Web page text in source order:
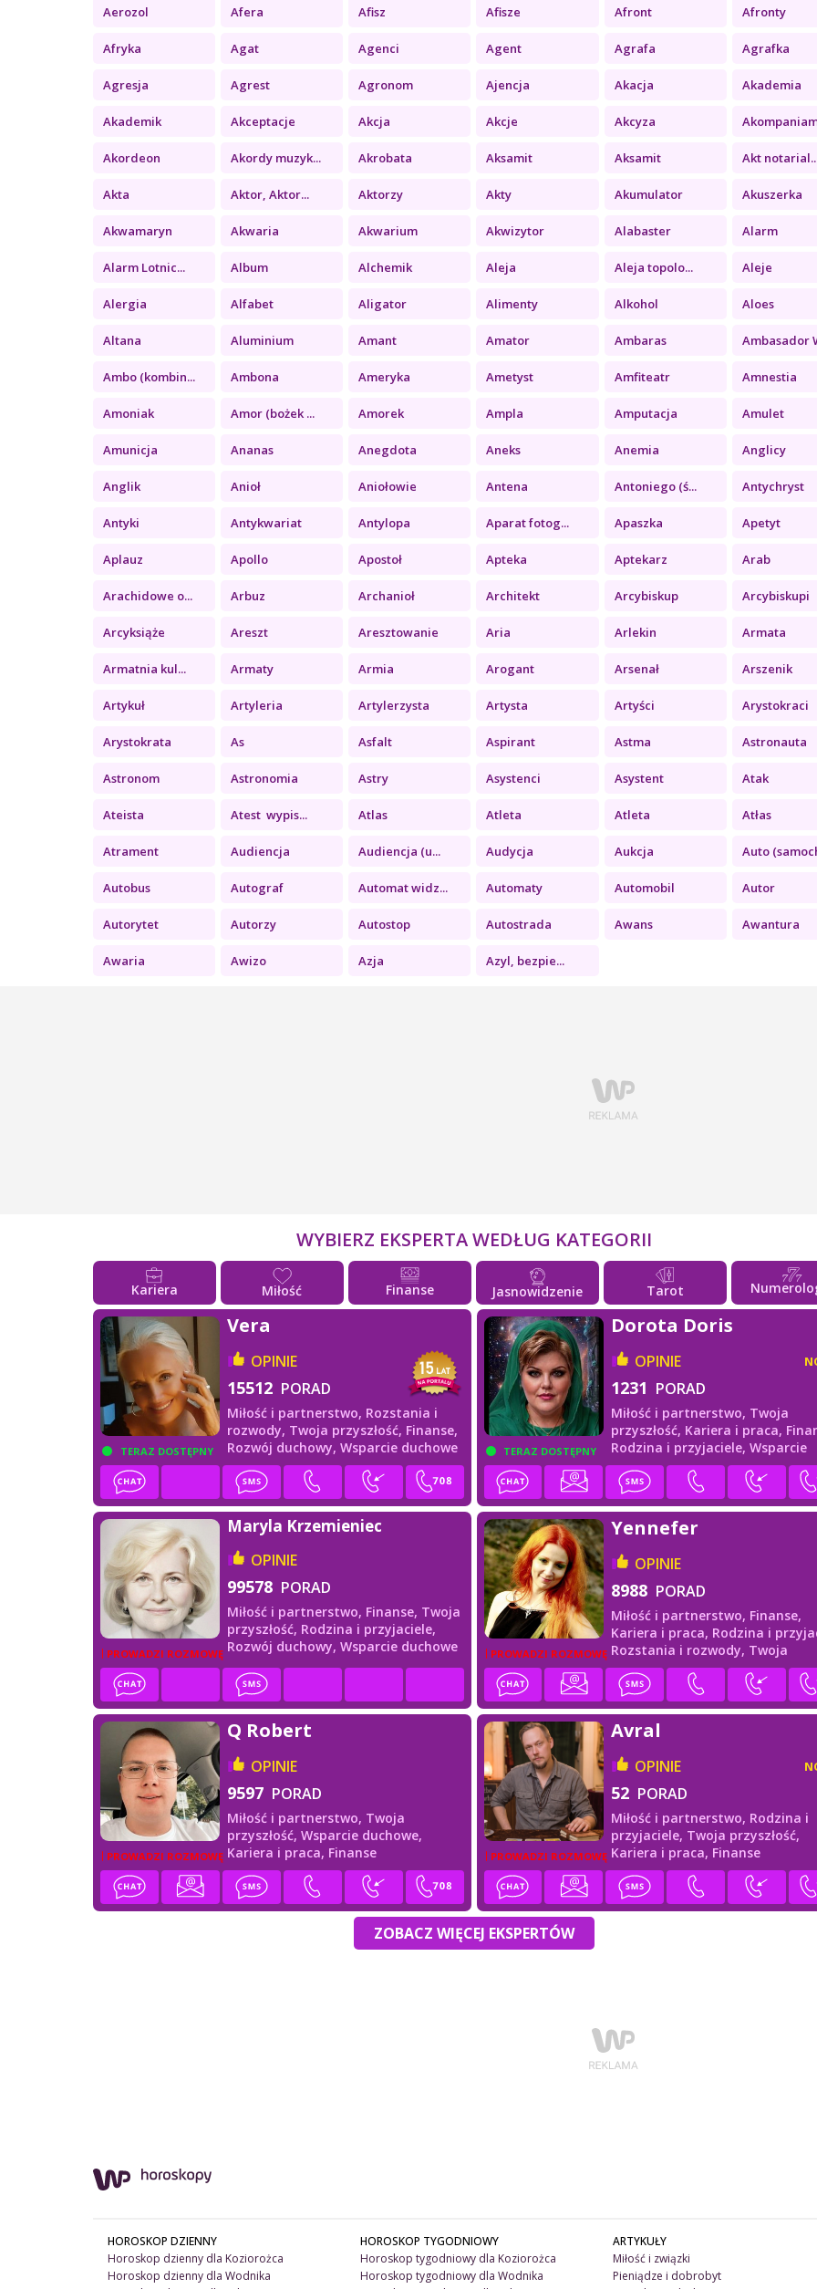
Aerozol Afera Afisz Afisze Afront Afronty
Afryka Agat Agenci Agent Agrafa Agrafka
Agresja Agrest Agronom Ajencja Akacja Akademia
Akademik Akceptacje Akcja Akcje Akcyza
Akordeon Akordy muzyk... Akrobata Aksamit Aksamit Akt
Akta Aktor, Aktor... Aktorzy Akty Akumulator Akuszerka
Akwamaryn Akwaria Akwarium Akwizytor Alabaster Alarm
Alarm Lotnic... Album Alchemik Aleja Aleja topolo... Aleje
Alergia Alfabet Aligator Alimenty Alkohol Aloes
Altana Aluminium Amant Amator Ambaras Ambasador
Ambo (kombin... Ambona Ameryka Ametyst Amfiteatr Amnestia
Amoniak Amor (bożek ... Amorek Ampla Amputacja Amulet
Amunicja Ananas Anegdota Aneks Anemia Anglicy
Anglik Anioł Aniołowie Antena Antoniego (ś... Antychryst
Antyki Antykwariat Antylopa Aparat fotog... Apaszka Apetyt
Aplauz Apollo Apostoł Apteka Aptekarz Arab
Arachidowe o... Arbuz Archanioł Architekt Arcybiskup Arcybiskupi
Arcyksiąże Areszt Aresztowanie Aria Arlekin Armata
Armatnia kul... Armaty Armia Arogant Arsenał Arszenik
Artykuł Artyleria Artylerzysta Artysta Artyści Arystokraci
Arystokrata As Asfalt Aspirant Astma Astronauta
Astronom Astronomia Astry Asystenci Asystent Atak
Ateista Atest wypis... Atlas Atleta Atleta Atłas
Atrament Audiencja Audiencja (u... Audycja Aukcja Auto
Autobus Autograf Automat widz... Automaty Automobil Autor
Autorytet Autorzy Autostop Autostrada Awans Awantura
Awaria Awizo Azja Azyl, bezpie...
WYBIERZ EKSPERTA WEDŁUG KATEGORII
Kariera Miłość Finanse Jasnowidzenie Tarot
TERAZ DOSTĘPNY
Vera
OPINIE
15512 PORAD
Miłość i partnerstwo, Rozstania i
rozwody, Twoja przyszłość, Finanse,
Rozwój duchowy,Wsparcie duchowe TERAZ DOSTĘPNY
Dorota Doris
OPINIE
1231 PORAD
Miłość i partnerstwo, Twoja
przyszłość, Kariera i praca,
Rodzina i przyjaciele, Wsparcie
duchowe
PROWADZI ROZMOWĘ
Maryla Krzemieniec
OPINIE
99578 PORAD
Miłość i partnerstwo, Finanse, Twoja
przyszłość, Rodzina i przyjaciele,
Rozwój duchowy,Wsparcie duchowe PROWADZI ROZMOWĘ
Yennefer
OPINIE
8988 PORAD
Miłość i partnerstwo, Finanse,
Kariera i praca, Rodzina i
Rozstania i rozwody, Twoja
przyszłość
PROWADZI ROZMOWĘ
Q Robert
OPINIE
9597 PORAD
Miłość i partnerstwo, Twoja
przyszłość,Wsparcie duchowe,
Kariera i praca, Finanse PROWADZI ROZMOWĘ
Avral
OPINIE
52 PORAD
Miłość i partnerstwo, Rodzina i
przyjaciele, Twoja przyszłość,
Kariera i praca, Finanse
ZOBACZ WIĘCEJ EKSPERTÓW
HOROSKOP DZIENNY
Horoskop dzienny dla Koziorożca
Horoskop dzienny dla Wodnika
HOROSKOP TYGODNIOWY
Horoskop tygodniowy dla Koziorożca
Horoskop tygodniowy dla Wodnika
ARTYKUŁY
Miłość i związki
Pieniądze i dobrobyt